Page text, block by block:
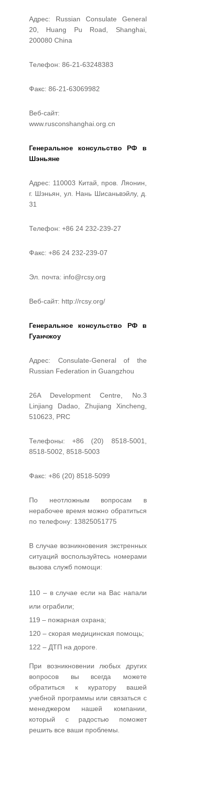
Адрес: Russian Consulate General
20, Huang Pu Road, Shanghai,
200080 China
Телефон: 86-21-63248383
Факс: 86-21-63069982
Веб-сайт:
www.rusconshanghai.org.cn
Генеральное консульство РФ в
Шэньяне
Адрес: 110003 Китай, пров. Ляонин,
г. Шэньян, ул. Нань Шисаньвэйлу, д.
31
Телефон: +86 24 232-239-27
Факс: +86 24 232-239-07
Эл. почта: info@rcsy.org
Веб-сайт: http://rcsy.org/
Генеральное консульство РФ
в
Гуанчжоу
Адрес: Consulate-General of the
Russian Federation in Guangzhou
26A Development Centre, No.3
Linjiang Dadao, Zhujiang Xincheng,
510623, PRC
Телефоны: +86 (20) 8518-5001,
8518-5002, 8518-5003
Факс: +86 (20) 8518-5099
По неотложным вопросам в
нерабочее время можно обратиться
по телефону: 13825051775
В случае возникновения экстренных
ситуаций воспользуйтесь номерами
вызова служб помощи:
110 – в случае если на Вас напали
или ограбили;
119 – пожарная охрана;
120 – скорая медицинская помощь;
122 – ДТП на дороге.
При возникновении любых других
вопросов вы всегда можете
обратиться к куратору вашей
учебной программы или связаться с
менеджером нашей компании,
который с радостью поможет
решить все ваши проблемы.